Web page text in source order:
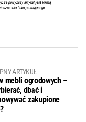
ARTYKUŁ
mebli ogrodowych –
dbać i
zakupione